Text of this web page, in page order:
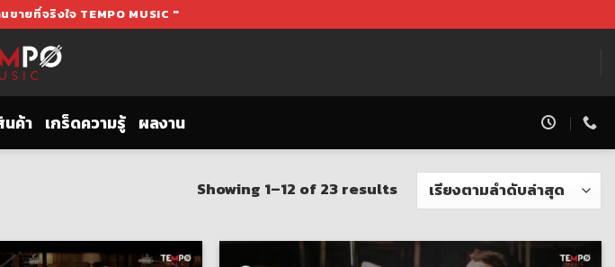
ายที่จริงใจ TEMPO MUSIC "
ค้า เกร็ดความรู้ ผลงาน
Showing 1–12 of 23 results